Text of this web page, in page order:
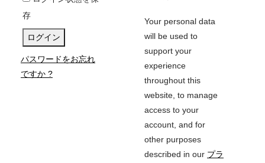
存
ログイン
パスワードをお忘れ
ですか ?
Your personal data
will be used to
support your
experience
throughout this
website, to manage
access to your
account, and for
other purposes
described in our プラ